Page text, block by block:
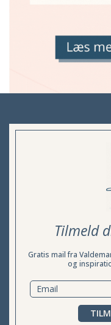
Tilmeld
Gratis mail fra
og